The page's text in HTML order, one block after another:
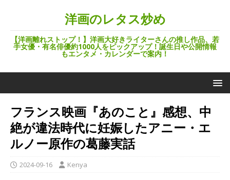
洋画のレタス炒め
【洋画離れストップ！】洋画大好きライターさんの推し作品、若
手女優・有名俳優約1000人をピックアップ！誕生日や公開情報
もエンタメ・カレンダーで案内！
フランス映画『あのこと』感想、中
絶が違法時代に妊娠したアニー・エ
ルノー原作の葛藤実話
2024-09-16 Kenya